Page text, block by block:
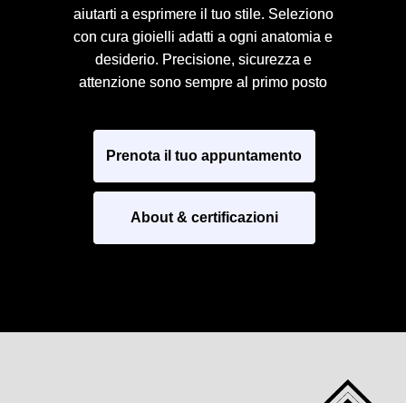
Prenota il tuo appuntamento
About & certificazioni
aiutarti a esprimere il tuo stile. Seleziono
con cura gioielli adatti a ogni anatomia e
desiderio. Precisione, sicurezza e
attenzione sono sempre al primo posto
aiutarti a esprimere il tuo stile. Seleziono
con cura gioielli adatti a ogni anatomia e
desiderio. Precisione, sicurezza e
attenzione sono sempre al primo posto